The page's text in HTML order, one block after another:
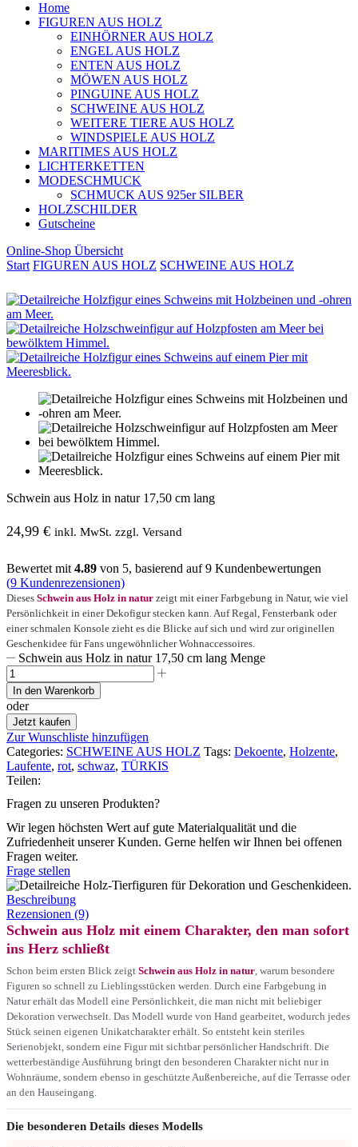
Home
FIGUREN AUS HOLZ
EINHÖRNER AUS HOLZ
ENGEL AUS HOLZ
ENTEN AUS HOLZ
MÖWEN AUS HOLZ
PINGUINE AUS HOLZ
SCHWEINE AUS HOLZ
WEITERE TIERE AUS HOLZ
WINDSPIELE AUS HOLZ
MARITIMES AUS HOLZ
LICHTERKETTEN
MODESCHMUCK
SCHMUCK AUS 925er SILBER
HOLZSCHILDER
Gutscheine
Online-Shop Übersicht
Start FIGUREN AUS HOLZ SCHWEINE AUS HOLZ
Schwein aus Holz in natur 17,50 cm lang
24,99 € inkl. MwSt. zzgl. Versand
Bewertet mit 4.89 von 5, basierend auf9 Kundenbewertungen
(9 Kundenrezensionen)
Dieses Schwein aus Holz in natur zeigt mit einer Farbgebung in Natur, wie viel
Persönlichkeit in einer Dekofigur stecken kann. Auf Regal, Fensterbank oder
einer schmalen Konsole zieht es die Blicke auf sich und wird zur originellen
Geschenkidee für Fans ungewöhnlicher Wohnaccessoires.
Schwein aus Holz in natur 17,50 cm lang Menge
In den Warenkorb
oder
Jetzt kaufen
Zur Wunschliste hinzufügen
Categories: SCHWEINE AUS HOLZ Tags: Dekoente, Holzente,
Laufente, rot, schwaz, TÜRKIS
Teilen:
Fragen zu unseren Produkten?
Wir legen höchsten Wert auf gute Materialqualität und die
Zufriedenheit unserer Kunden. Gerne helfen wir Ihnen bei offenen
Fragen weiter.
Frage stellen
Beschreibung
Rezensionen (9)
Schwein aus Holz mit einem Charakter, den man sofort
ins Herz schließt
Schon beim ersten Blick zeigt Schwein aus Holz in natur , warum besondere
Figuren so schnell zu Lieblingsstücken werden. Durch eine Farbgebung in
Natur erhält das Modell eine Persönlichkeit, die man nicht mit beliebiger
Dekoration verwechselt. Das Modell wurde von Hand gearbeitet, wodurch jedes
Stück seinen eigenen Unikatcharakter erhält. So entsteht kein steriles
Serienobjekt, sondern eine Figur mit sichtbar persönlicher Handschrift. Die
wetterbeständige Ausführung bringt den besonderen Charakter nicht nur in
Wohnräume, sondern ebenso in geschützte Außenbereiche, auf die Terrasse oder
an den Hauseingang.
Die besonderen Details dieses Modells